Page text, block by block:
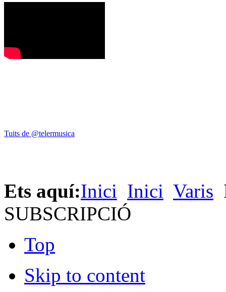
Tuits de @telermusica
Ets aquí:Inici Inici Varis
SUBSCRIPCIÓ
Top
Skip to content